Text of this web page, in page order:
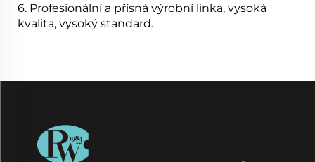
6. Profesionální a přísná výrobní linka, vysoká
kvalita, vysoký standard.